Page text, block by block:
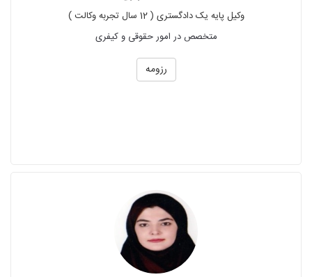
وکیل پایه یک دادگستری ( 12 سال تجربه وکالت )
متخصص در امور حقوقی و کیفری
رزومه